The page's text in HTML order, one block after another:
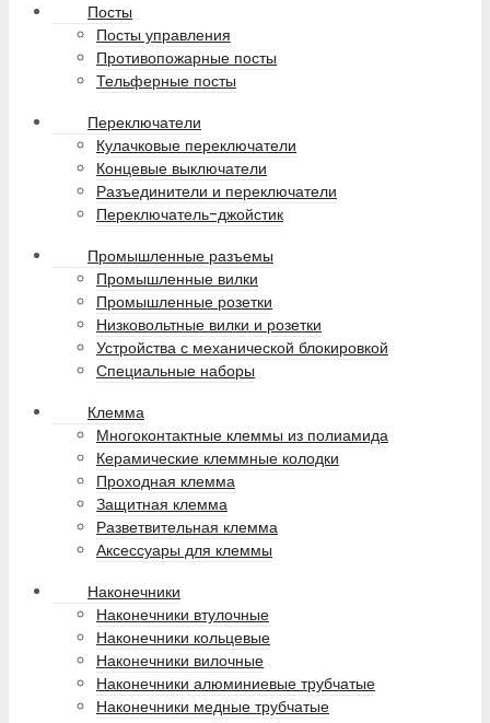
Посты
Посты управления
Противопожарные посты
Тельферные посты
Переключатели
Кулачковые переключатели
Концевые выключатели
Разъединители и переключатели
Переключатель-джойстик
Промышленные разъемы
Промышленные вилки
Промышленные розетки
Низковольтные вилки и розетки
Устройства с механической блокировкой
Специальные наборы
Клемма
Многоконтактные клеммы из полиамида
Керамические клеммные колодки
Проходная клемма
Защитная клемма
Разветвительная клемма
Аксессуары для клеммы
Наконечники
Наконечники втулочные
Наконечники кольцевые
Наконечники вилочные
Наконечники алюминиевые трубчатые
Наконечники медные трубчатые